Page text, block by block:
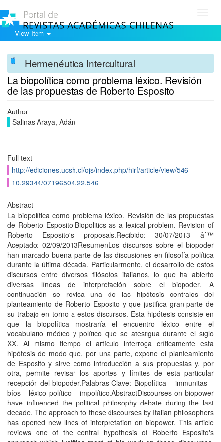
View Item
Hermenéutica Intercultural
La biopolí­tica como problema léxico. Revisión
de las propuestas de Roberto Esposito
Author
Salinas Araya, Adán
Full text
http://ediciones.ucsh.cl/ojs/index.php/hirf/article/view/546
10.29344/07196504.22.546
Abstract
La biopolí­tica como problema léxico. Revisión de las propuestas
de Roberto Esposito.Biopolitics as a lexical problem. Revision of
Roberto Esposito's proposals.Recibido: 30/07/2013 âˆ™
Aceptado: 02/09/2013ResumenLos discursos sobre el biopoder
han marcado buena parte de las discu­siones en filosofí­a polí­tica
durante la última década. Particularmente, el desarrollo de estos
discursos entre diversos filósofos italianos, lo que ha abierto
diversas lí­neas de interpretación sobre el biopoder. A
continuación se revisa una de las hipótesis centrales del
planteamiento de Roberto Es­posito y que justifica gran parte de
su trabajo en torno a estos discursos. Esta hipótesis consiste en
que la biopolí­tica mostrarí­a el encuentro léxico entre el
vocabulario médico y polí­tico que se atestigua durante el siglo
XX. Al mismo tiempo el artí­culo interroga crí­ticamente esta
hipótesis de modo que, por una parte, expone el planteamiento
de Esposito y sirve como introducción a sus propuestas y, por
otra, permite revisar los aportes y lí­mites de esta particular
recepción del biopoder.Palabras Clave: Biopolí­tica – immunitas –
bí­os - léxico polí­tico - impolí­tico.AbstractDiscourses on biopower
have influenced the political philosophy debate during the last
decade. The approach to these discourses by Italian philo­sophers
has opened new lines of interpretation on biopower. This article
reviews one of the central hypothesis of Roberto Esposito's